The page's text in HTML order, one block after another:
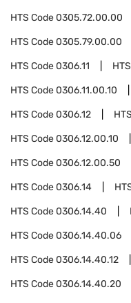
HTS Code0305.72.00.00
HTS Code0305.79.00.00
HTS Code0306.11
HTS Code0306.11.00.10
HTS Code0306.12
HTS Code0306.12.00.10
HTS Code0306.12.00.50
HTS Code0306.14
HTS Code0306.14.40
HTS Code0306.14.40.06
HTS Code0306.14.40.12
HTS Code0306.14.40.20